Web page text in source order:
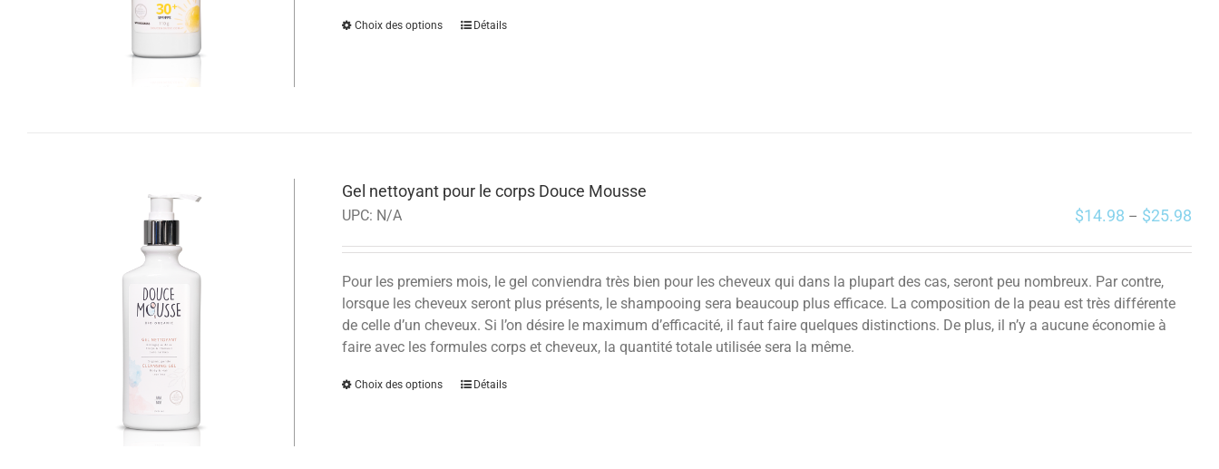
Choix des options Détails
Gel nettoyant pour le corps Douce Mousse
UPC: N/A $14.98 – $25.98
Pour les premiers mois, le gel conviendra très bien pour les cheveux qui dans la plupart des cas, seront peu nombreux. Par contre,
lorsque les cheveux seront plus présents, le shampooing sera beaucoup plus efficace. La composition de la peau est très différente
de celle d’un cheveux. Si l’on désire le maximum d’efficacité, il faut faire quelques distinctions. De plus, il n’y a aucune économie à
faire avec les formules corps et cheveux, la quantité totale utilisée sera la même.
Choix des options Détails